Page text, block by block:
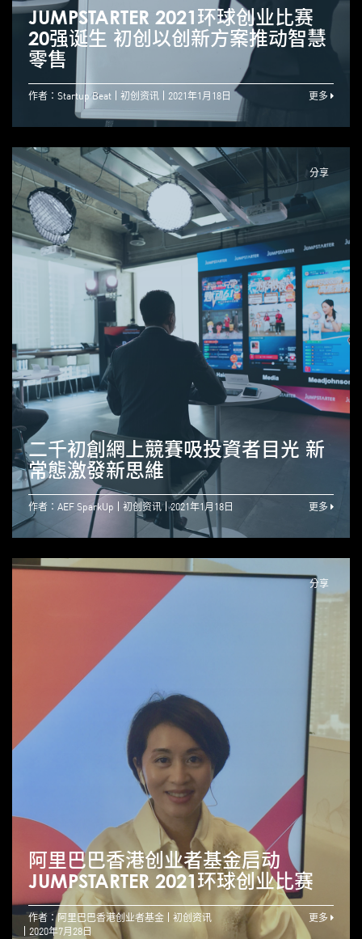
JUMPSTARTER 2021环球创业比赛
20强诞生 初创以创新方案推动智慧
零售
作者：Startup Beat 初创资讯 2021年1月18日 更多
分享
二千初創網上競賽吸投資者目光 新
常態激發新思維
作者：AEF SparkUp 初创资讯 2021年1月18日 更多
分享
阿里巴巴香港创业者基金启动
JUMPSTARTER 2021环球创业比赛
作者：阿里巴巴香港创业者基金
初创资讯
2020年7月28日
更多